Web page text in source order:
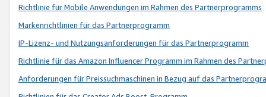
Richtlinie für Mobile Anwendungen im Rahmen des Partnerprogramms
Markenrichtlinien für das Partnerprogramm
IP-Lizenz- und Nutzungsanforderungen für das Partnerprogramm
Richtlinie für das Amazon Influencer Programm im Rahmen des
Anforderungen für Preissuchmaschinen in Bezug auf das